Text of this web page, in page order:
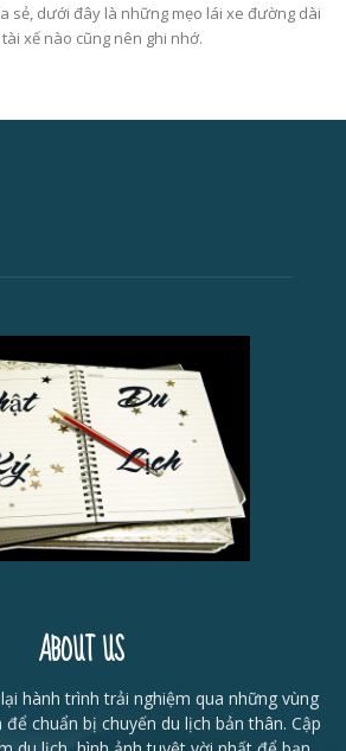
sẻ, dưới đây là những mẹo lái xe đường dài
xế nào cũng nên ghi nhớ.
ABOUT US
hành trình trải nghiệm qua những vùng
chuẩn bị chuyến du lịch bản thân. Cập